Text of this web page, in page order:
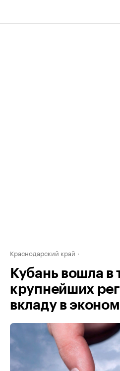
Краснодарский край
Кубань вошла в
крупнейших
вкладу в